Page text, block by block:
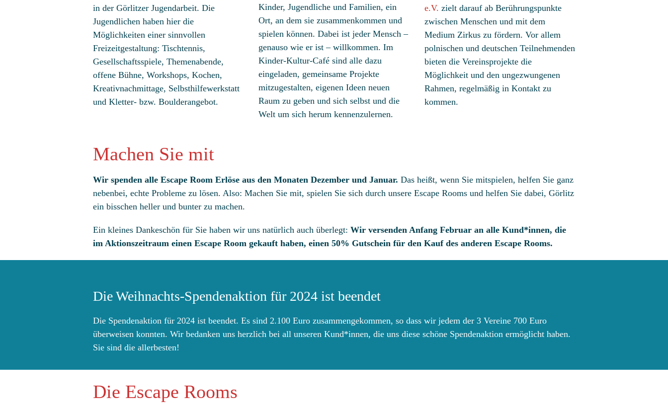
in der Görlitzer Jugendarbeit. Die
Jugendlichen haben hier die
Möglichkeiten einer sinnvollen
Freizeitgestaltung: Tischtennis,
Gesellschafts­­­spiele, Themenabende,
offene Bühne, Workshops, Kochen,
Kreativ­­nachmittage, Selbsthilfe­­werkstatt
und Kletter- bzw. Boulderangebot.
Kinder, Jugendliche und Familien, ein
Ort, an dem sie zusammenkommen und
spielen können. Dabei ist jeder Mensch –
genauso wie er ist – willkommen. Im
Kinder-Kultur-Café sind alle dazu
eingeladen, gemeinsame Projekte
mitzugestalten, eigenen Ideen neuen
Raum zu geben und sich selbst und die
Welt um sich herum kennenzulernen.
e.V. zielt darauf ab Berührungspunkte
zwischen Menschen und mit dem
Medium Zirkus zu fördern. Vor allem
polnischen und deutschen Teilnehmenden
bieten die Vereinsprojekte die
Möglichkeit und den ungezwungenen
Rahmen, regelmäßig in Kontakt zu
kommen.
Machen Sie mit
Wir spenden alle Escape Room Erlöse aus den Monaten Dezember und Januar. Das heißt, wenn Sie mitspielen, helfen Sie ganz
nebenbei, echte Probleme zu lösen. Also: Machen Sie mit, spielen Sie sich durch unsere Escape Rooms und helfen Sie dabei, Görlitz
ein bisschen heller und bunter zu machen.
Ein kleines Dankeschön für Sie haben wir uns natürlich auch überlegt: Wir versenden Anfang Februar an alle Kund*innen, die
im Aktionszeitraum einen Escape Room gekauft haben, einen 50% Gutschein für den Kauf des anderen Escape Rooms.
Die Weihnachts-Spendenaktion für 2024 ist beendet
Die Spendenaktion für 2024 ist beendet. Es sind 2.100 Euro zusammengekommen, so dass wir jedem der 3 Vereine 700 Euro
überweisen konnten. Wir bedanken uns herzlich bei all unseren Kund*innen, die uns diese schöne Spendenaktion ermöglicht haben.
Sie sind die allerbesten!
Die Escape Rooms